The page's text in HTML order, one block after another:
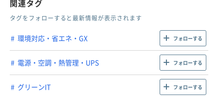
関連タグ
タグをフォローすると最新情報が表示されます
環境対応・省エネ・GX フォローする
電源・空調・熱管理・UPS フォローする
グリーンIT フォローする